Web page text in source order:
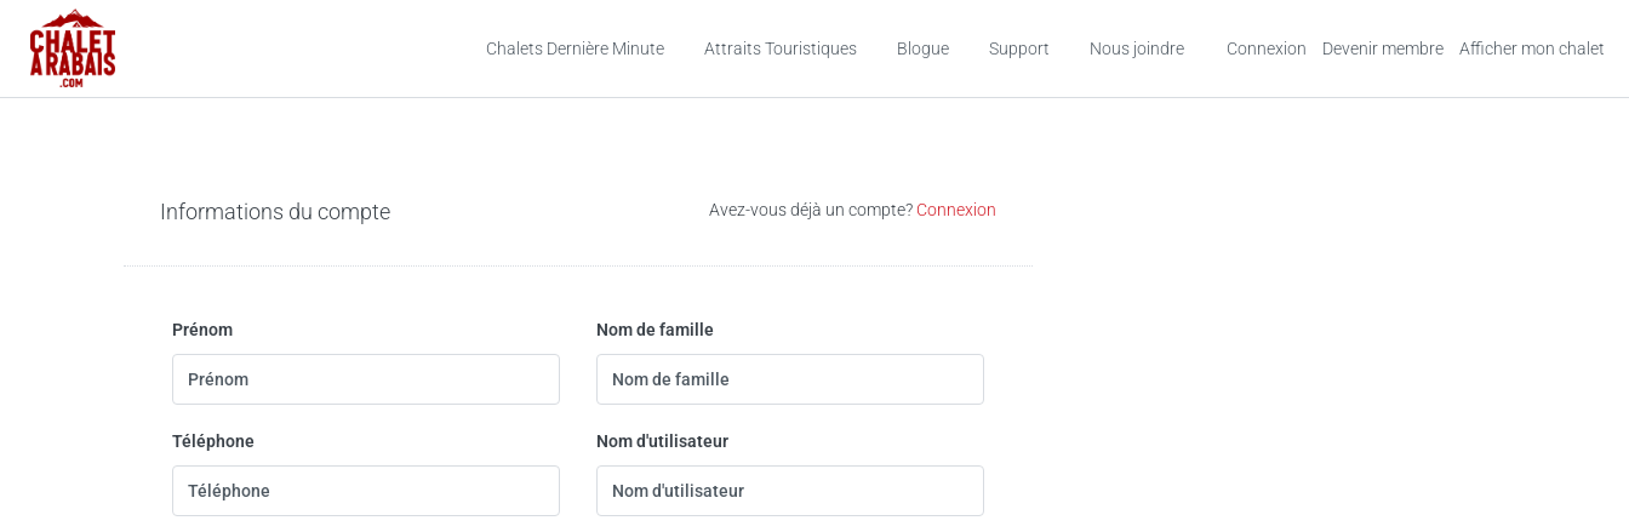
Chalets Dernière Minute Attraits Touristiques Blogue Support Nous joindre Connexion Devenir membre Afficher mon chalet
Informations du compte Avez-vous déjà un compte? Connexion
Prénom Nom de famille
Téléphone Nom d'utilisateur